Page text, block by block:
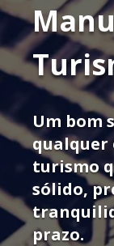
Um bom
qualquer
turismo
sólido,
prazo.